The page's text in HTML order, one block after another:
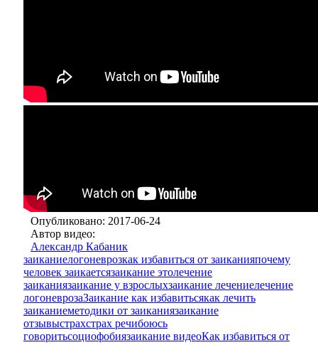
Опубликовано: 2017-06-24
Автор видео:
Александр Кабаник
заиканиелогоневрозкак избавиться от заиканияпочему
человек заикаетсязаикание этолечение
заиканиязаикание у взрослыхзаикание лечениелечение
логоневрозаЗаикание как избавитьсякак лечить
заиканиеметодики от заиканиязаикание
отзывыстрахстрах речибоюсь
говоритьсоциофобиязаикание видеоКак избавиться от